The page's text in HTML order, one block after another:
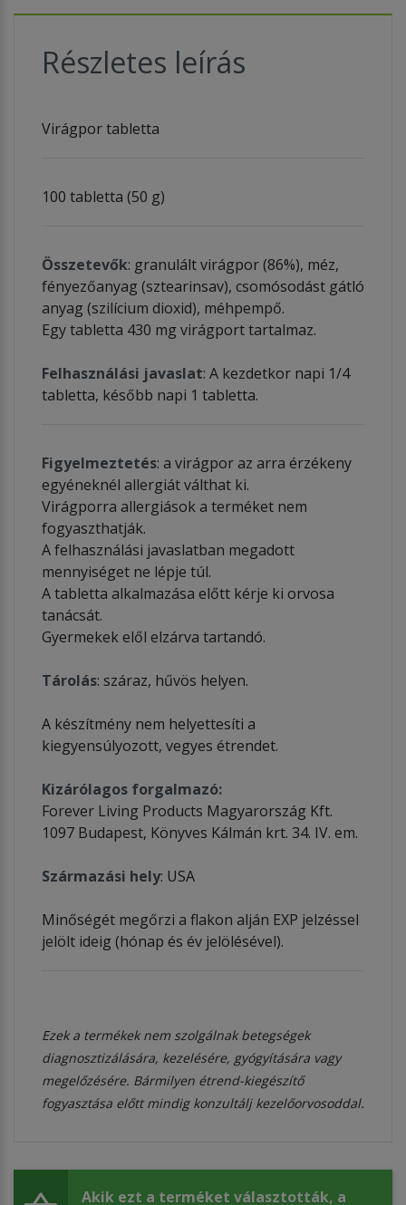
Részletes leírás
Virágpor tabletta
100 tabletta (50 g)
Összetevők: granulált virágpor (86%), méz,
fényezőanyag (sztearinsav), csomósodást gátló
anyag (szilícium dioxid), méhpempő.
Egy tabletta 430 mg virágport tartalmaz.
Felhasználási javaslat: A kezdetkor napi 1/4
tabletta, később napi 1 tabletta.
Figyelmeztetés: a virágpor az arra érzékeny
egyéneknél allergiát válthat ki.
Virágporra allergiások a terméket nem
fogyaszthatják.
A felhasználási javaslatban megadott
mennyiséget ne lépje túl.
A tabletta alkalmazása előtt kérje ki orvosa
tanácsát.
Gyermekek elől elzárva tartandó.
Tárolás: száraz, hűvös helyen.
A készítmény nem helyettesíti a
kiegyensúlyozott, vegyes étrendet.
Kizárólagos forgalmazó:
Forever Living Products Magyarország Kft.
1097 Budapest, Könyves Kálmán krt. 34. IV. em.
Származási hely: USA
Minőségét megőrzi a flakon alján EXP jelzéssel
jelölt ideig (hónap és év jelölésével).
Ezek a termékek nem szolgálnak betegségek
diagnosztizálására, kezelésére, gyógyítására vagy
megelőzésére. Bármilyen étrend-kiegészítő
fogyasztása előtt mindig konzultálj kezelőorvosoddal.
Akik ezt a terméket választották, a